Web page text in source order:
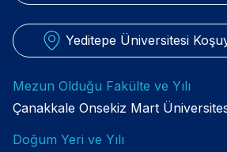
Yeditepe Üniversitesi
Mezun Olduğu Fakülte ve Yılı
Çanakkale Onsekiz Mart
Doğum Yeri ve Yılı